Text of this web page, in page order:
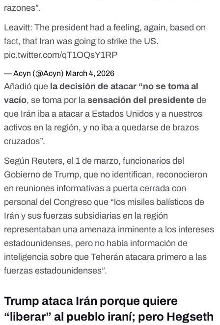
razones”.
Leavitt: The president had a feeling, again, based on
fact, that Iran was going to strike the US.
pic.twitter.com/qT1OQsY1RP
— Acyn (@Acyn) March 4, 2026
Añadió que la decisión de atacar “no se toma al
vacío, se toma por la sensación del presidente de
que Irán iba a atacar a Estados Unidos y a nuestros
activos en la región, y no iba a quedarse de brazos
cruzados”.
Según Reuters, el 1 de marzo, funcionarios del
Gobierno de Trump, que no identifican, reconocieron
en reuniones informativas a puerta cerrada con
personal del Congreso que “los misiles balísticos de
Irán y sus fuerzas subsidiarias en la región
representaban una amenaza inminente a los intereses
estadounidenses, pero no había información de
inteligencia sobre que Teherán atacara primero a las
fuerzas estadounidenses”.
Trump ataca Irán porque quiere
“liberar” al pueblo iraní; pero Hegseth